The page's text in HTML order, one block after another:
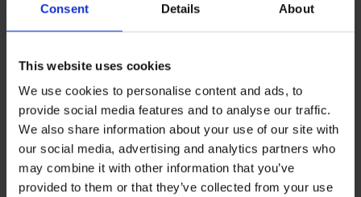
Consent Details About
This website uses cookies
We use cookies to personalise content and ads, to
provide social media features and to analyse our traffic.
We also share information about your use of our site with
our social media, advertising and analytics partners who
may combine it with other information that you’ve
provided to them or that they’ve collected from your use
Wyprzedaż -40%
-20 % GET20
2PACK Bambusowe bokserki
-20 % GET20
2PACK Bambusowe bokserki